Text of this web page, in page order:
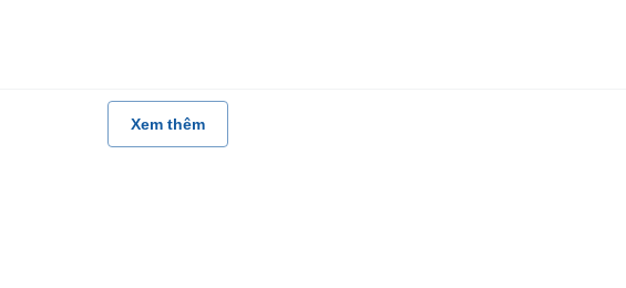
Xem thêm